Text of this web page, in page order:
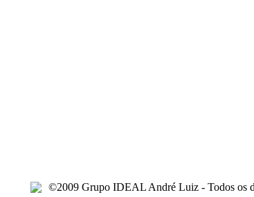
©2009 Grupo IDEAL André Luiz - Todos os